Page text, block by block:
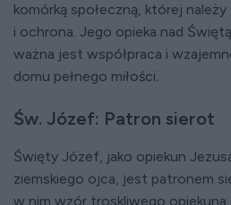
komórką społeczną, której
i ochrona. Jego opieka nad
ważna jest współpraca i
domu pełnego miłości.
Św. Józef: Patron sierot
Święty Józef, jako opiekun
ziemskiego ojca, jest patronem
w nim wzór troskliwego opiekuna,